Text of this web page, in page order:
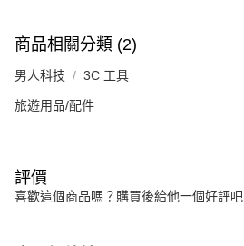
商品相關分類 (2)
男人科技 3C 工具
旅遊用品/配件
評價
喜歡這個商品嗎？購買後給他一個好評吧